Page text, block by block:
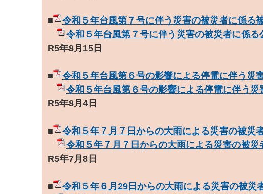
■
令和５年台風第７号に伴う災害の被災者に係る
令和５年台風第７号に伴う災害の被災者に係
R5年8月15日
■
令和５年台風第６号の影響による停電に伴う災
令和５年台風第６号の影響による停電に伴う
R5年8月4日
■
令和５年７月７日からの大雨による災害の被災
令和５年７月７日からの大雨による災害の被
R5年7月8日
■
令和５年６月29日からの大雨による災害の被災